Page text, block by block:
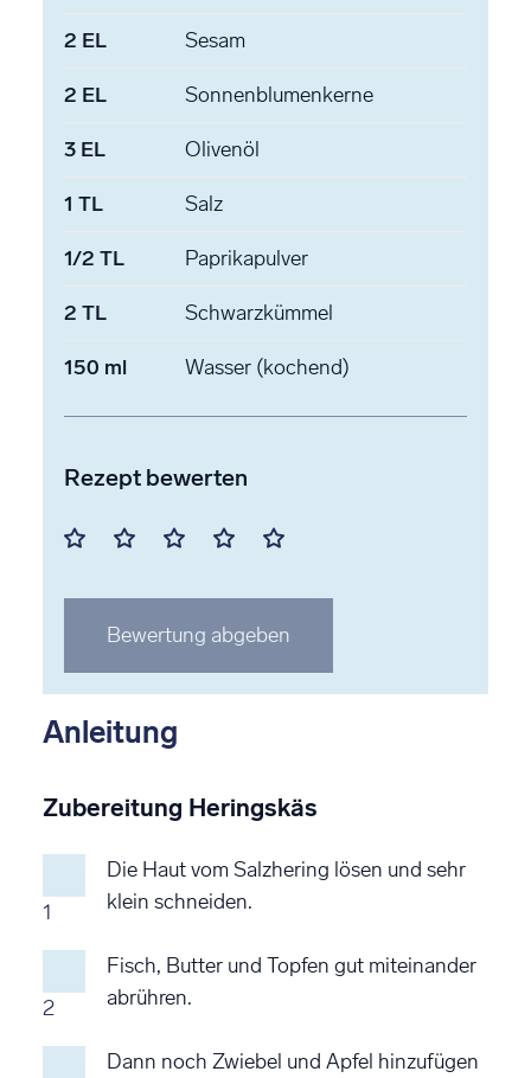
2 EL Sesam
2 EL Sonnenblumenkerne
3 EL Olivenöl
1 TL Salz
1/2 TL Paprikapulver
2 TL Schwarzkümmel
150 ml Wasser (kochend)
Rezept bewerten
Mit
Stern
bewerten
Mit
Stern
bewerten
Mit
Stern
bewerten
Mit
Stern
bewerten
Mit
Stern
bewerten
Bewertung abgeben
Anleitung
Zubereitung Heringskäs
1
Die Haut vom Salzhering lösen und sehr
klein schneiden.
2
Fisch, Butter und Topfen gut miteinander
abrühren.
Dann noch Zwiebel und Apfel hinzufügen